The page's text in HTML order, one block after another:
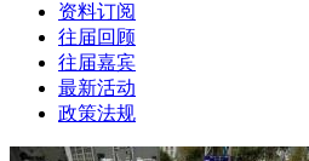
资料订阅
往届回顾
往届嘉宾
最新活动
政策法规